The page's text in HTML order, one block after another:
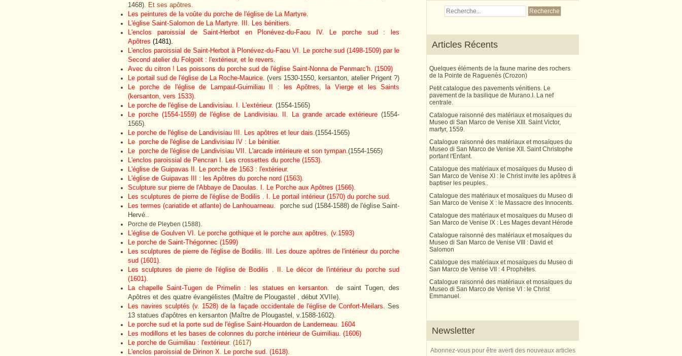
1468). Et ses apôtres.
Les peintures de la voûte du porche de l'église de La Martyre.
L'église Saint-Salomon de La Martyre. III. Les bénitiers.
L'enclos paroissial de Saint-Herbot en Plonévez-du-Faou IV. Le porche sud : les
Apôtres (1481).
L'enclos paroissial de Saint-Herbot à Plonévez-du-Faou VI. Le porche sud (1498-1509) par le
Second atelier du Folgoët : l'extérieur, et le revers.
Avec du citron ! Les poissons du porche sud de l'église Saint-Nonna de Penmarc'h. (1509)
Le portail sud de l'église de La Roche-Maurice. (vers 1530-1550, kersanton, atelier Prigent ?)
Le porche de l'église de Lampaul-Guimiliau II : les Apôtres, la Vierge et les Saints
(kersanton, vers 1533).
Le porche de l'église de Landivisiau. I. L'extérieur. (1554-1565)
Le porche (1554-1559) de l'église de Landivisiau. II. La grande arcade extérieure (1554-
1565).
Le porche de l'église de Landivisiau III. Les apôtres et leur dais.(1554-1565)
Le porche de l'église de Landivisiau IV : Le bénitier.
Le porche de l'église de Landivisiau VII. L'arcade intérieure et son tympan.(1554-1565)
L'enclos paroissial de Pencran I. Les crossettes du porche (1553).
L'église de Guipavas II. Le porche de 1563 : l'extérieur.
L'église de Guipavas III : les Apôtres du porche nord (1563).
Sculpture sur pierre de l'Abbaye de Daoulas. I. Le Porche aux Apôtres (1566).
Les sculptures de pierre de l'église de Bodilis . I. Le portail intérieur (1570) du porche sud.
Les termes (cariatide et atlante) de Lanhouarneau.
porche sud (1584-1588) de l'église Saint-
Hervé..
Porche de Pleyben (1588).
L'église de Goulven VI. Le porche gothique et le porche aux apôtres. (v.1593)
Le porche de Saint-Thégonnec (1599)
Les sculptures de pierre de l'église de Bodilis. III. Les douze apôtres de l'intérieur du porche
sud (1601).
Les sculptures de pierre de l'église de Bodilis . II. Le décor de l'intérieur du porche sud
(1601).
La chapelle Saint-Tugen de Primelin : les statues en kersanton.
de saint Tugen, des
Apôtres et des quatre évangélistes (Maître de Plougastel , début XVIIe).
Les navires sculptés (v. 1528) de la façade occidentale de l'église de Confort-Meilars. Ses
13 statues d'apôtres en kersanton (Maître de Plougastel, v.1588-1602).
Le porche sud et la porte sud de l'église Saint-Houardon de Landerneau. 1604
Les modillons et les bases de colonnes du porche intérieur de Guimiliau. (1606)
Le porche de Guimiliau : l'extérieur. (1617)
L'enclos paroissial de Dirinon X. Le porche sud. (1618).
Articles Récents
Quelques éléments de la faune marine des rochers
de la Pointe de Raguenès (Crozon)
Petit catalogue des pavements vénitiens. Le
pavement de la basilique de Murano.I. La nef
centrale.
Catalogue raisonné des matériaux et mosaïques du
Museo di San Marco de Venise XIII. Saint Victor,
martyr, 1559.
Catalogue raisonné des matériaux et mosaïques du
Museo di San Marco de Venise XII. Saint Christophe
portant l'Enfant.
Catalogue des matériaux et mosaïques du Museo di
San Marco de Venise XI : le Christ invite les apôtres à
baptiser les peuples..
Catalogue des matériaux et mosaïques du Museo di
San Marco de Venise X : le Massacre des Innocents.
Catalogue des matériaux et mosaïques du Museo di
San Marco de Venise IX : Les Mages devant Hérode
Catalogue raisonné des matériaux et mosaïques du
Museo di San Marco de Venise VIII : David et
Salomon
Catalogue des matériaux et mosaïques du Museo di
San Marco de Venise VII : 4 Prophètes.
Catalogue raisonné des matériaux et mosaïques du
Museo di San Marco de Venise VI : le Christ
Emmanuel.
Newsletter
Abonnez-vous pour être averti des nouveaux articles